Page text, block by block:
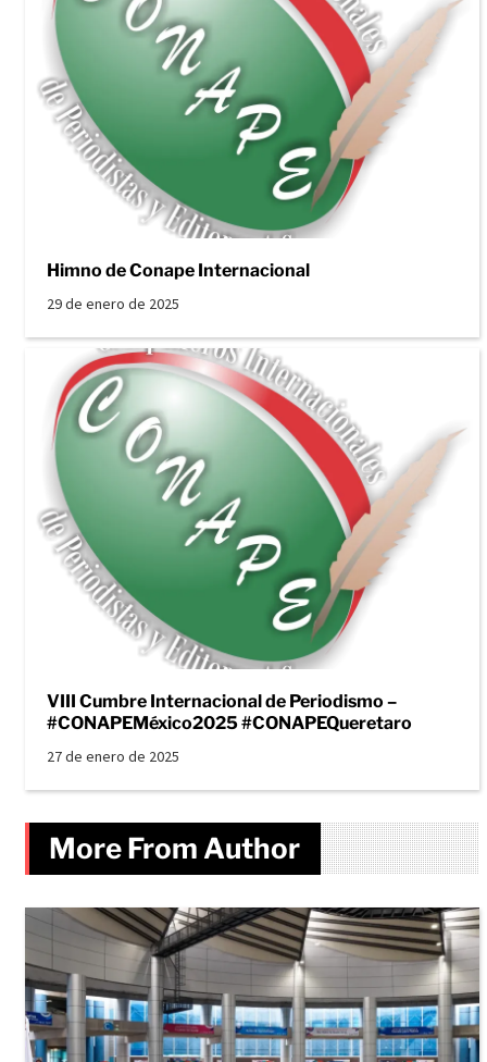
Himno de Conape Internacional
29 de enero de 2025
VIII Cumbre Internacional de Periodismo –
#CONAPEMéxico2025 #CONAPEQueretaro
27 de enero de 2025
More From Author